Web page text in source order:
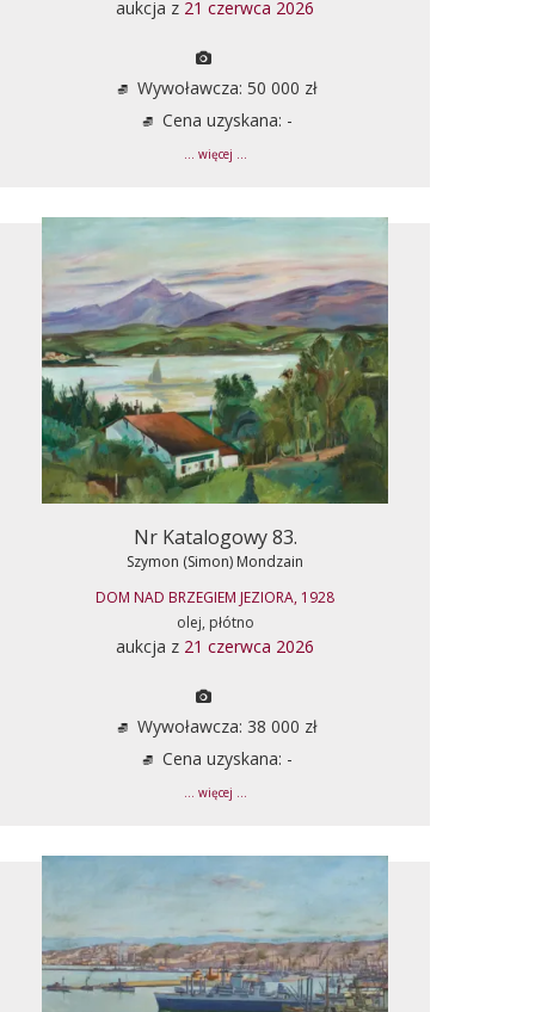
aukcja z 21 czerwca 2026
Wywoławcza: 50 000 zł
Cena uzyskana: -
... więcej ...
Nr Katalogowy 83.
Szymon (Simon) Mondzain
DOM NAD BRZEGIEM JEZIORA, 1928
olej, płótno
aukcja z 21 czerwca 2026
Wywoławcza: 38 000 zł
Cena uzyskana: -
... więcej ...